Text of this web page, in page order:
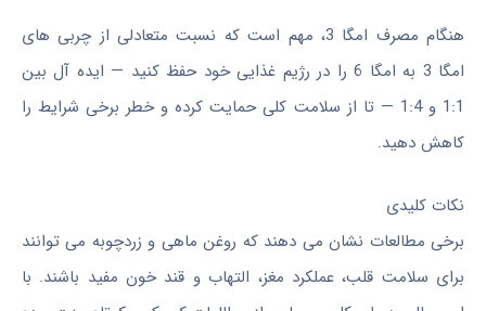
هنگام مصرف امگا 3، مهم است که نسبت متعادلی از چربی های
امگا 3 به امگا 6 را در رژیم غذایی خود حفظ کنید — ایده آل بین
1:1 و 1:4 — تا از سلامت کلی حمایت کرده و خطر برخی شرایط را
کاهش دهید.
نکات کلیدی
برخی مطالعات نشان می دهند که روغن ماهی و زردچوبه می توانند
برای سلامت قلب، عملکرد مغز، التهاب و قند خون مفید باشند. با